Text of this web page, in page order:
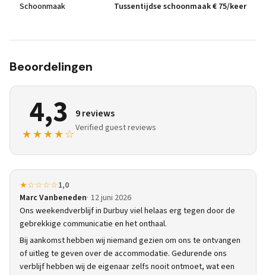
Schoonmaak Tussentijdse schoonmaak € 75/keer
Beoordelingen
4,3
★★★★☆
9 reviews
Verified guest reviews
★☆☆☆☆1,0
Marc Vanbeneden 12 juni 2026
Ons weekendverblijf in Durbuy viel helaas erg tegen door de
gebrekkige communicatie en het onthaal.
Bij aankomst hebben wij niemand gezien om ons te ontvangen
of uitleg te geven over de accommodatie. Gedurende ons
verblijf hebben wij de eigenaar zelfs nooit ontmoet, wat een